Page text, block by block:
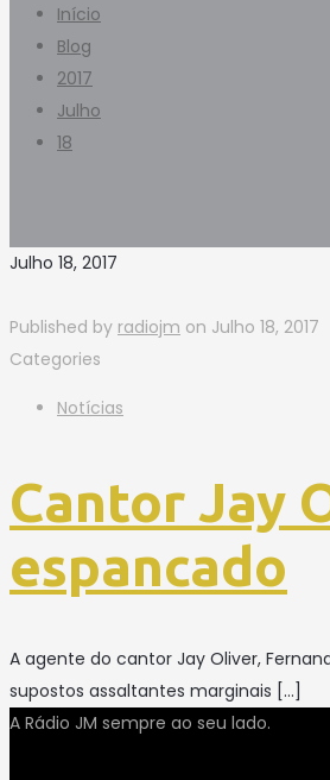
Início
Blog
2017
Julho
18
Julho 18, 2017
Published by radiojm on Julho 18, 2017
Categories
Notícias
Cantor Jay
espancado
A agente do cantor Jay Oliver,
supostos assaltantes marginais […]
A Rádio JM sempre ao seu lado.